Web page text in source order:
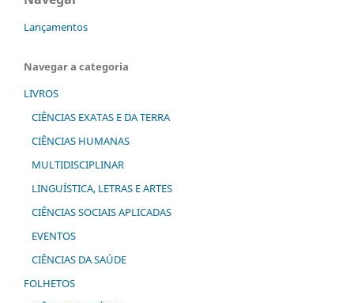
Lançamentos
Navegar a categoria
LIVROS
CIÊNCIAS EXATAS E DA TERRA
CIÊNCIAS HUMANAS
MULTIDISCIPLINAR
LINGUÍSTICA, LETRAS E ARTES
CIÊNCIAS SOCIAIS APLICADAS
EVENTOS
CIÊNCIAS DA SAÚDE
FOLHETOS